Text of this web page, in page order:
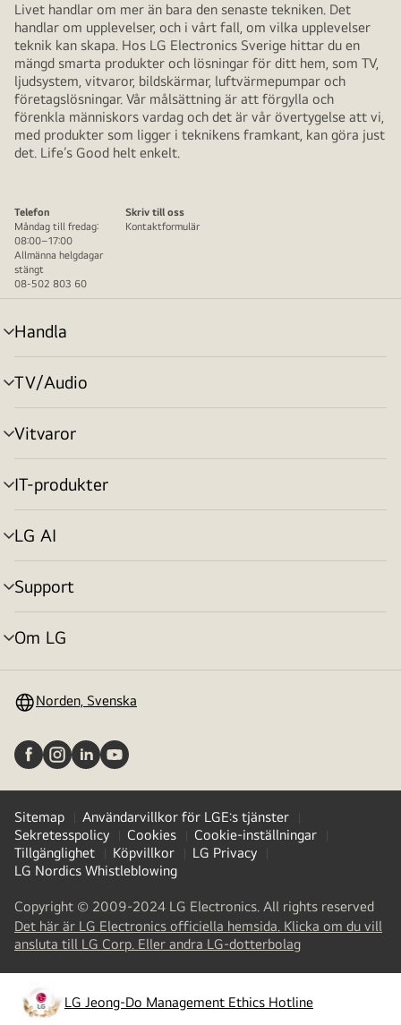
Livet handlar om mer än bara den senaste tekniken. Det
handlar om upplevelser, och i vårt fall, om vilka upplevelser
teknik kan skapa. Hos LG Electronics Sverige hittar du en
mängd smarta produkter och lösningar för ditt hem, som TV,
ljudsystem, vitvaror, bildskärmar, luftvärmepumpar och
företagslösningar. Vår målsättning är att förgylla och
förenkla människors vardag och det är vår övertygelse att vi,
med produkter som ligger i teknikens framkant, kan göra just
det. Life’s Good helt enkelt.
Telefon
Måndag till fredag:
08:00–17:00
Allmänna helgdagar
stängt
08-502 803 60
Skriv till oss
Kontaktformulär
Handla
menyväxling
TV/Audio
menyväxling
Vitvaror
menyväxling
IT-produkter
menyväxling
LG AI
menyväxling
Support
menyväxling
Om LG
menyväxling
Norden, Svenska
Sitemap
Användarvillkor för LGE:s tjänster
Sekretesspolicy
Cookies
Cookie-inställningar
Tillgänglighet
Köpvillkor
LG Privacy
LG Nordics Whistleblowing
Copyright © 2009-2024 LG Electronics. All rights reserved
Det här är LG Electronics officiella hemsida. Klicka om du vill
ansluta till LG Corp. Eller andra LG-dotterbolag(
a
new
tab
LG Jeong-Do Management Ethics Hotline
opens